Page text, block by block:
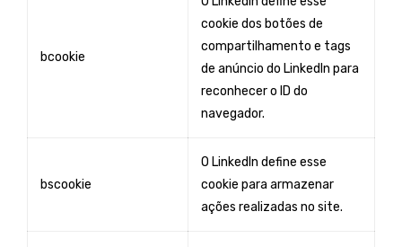
bcookie
cookie dos botões de
compartilhamento e tags
de anúncio do LinkedIn para
reconhecer o ID do
navegador.
bscookie
O LinkedIn define esse
cookie para armazenar
ações realizadas no site.